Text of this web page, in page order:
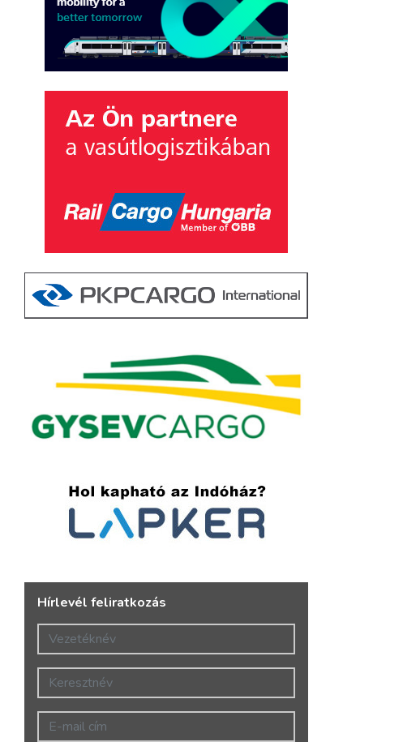
Hírlevél feliratkozás
Vezetéknév
Keresztnév
E-mail cím